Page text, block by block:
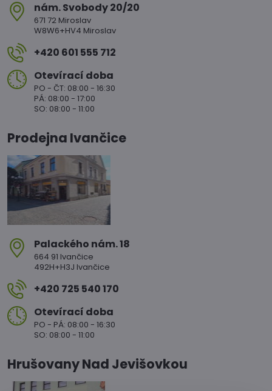
nám​. Svobody 20/20
671 72 Miroslav
W8W6+HV4 Miroslav
+420 601 555 712
Otevírací doba
PO - ČT: 08:00 - 16:30
PÁ: 08:00 - 17:00
SO: 08:00 - 11:00
Prodejna Ivančice
Palackého nám​. 18
664 91 Ivančice
492H+H3J Ivančice
+420 725 540 170
Otevírací doba
PO - PÁ: 08:00 - 16:30
SO: 08:00 - 11:00
Hrušovany Nad Jevišovkou